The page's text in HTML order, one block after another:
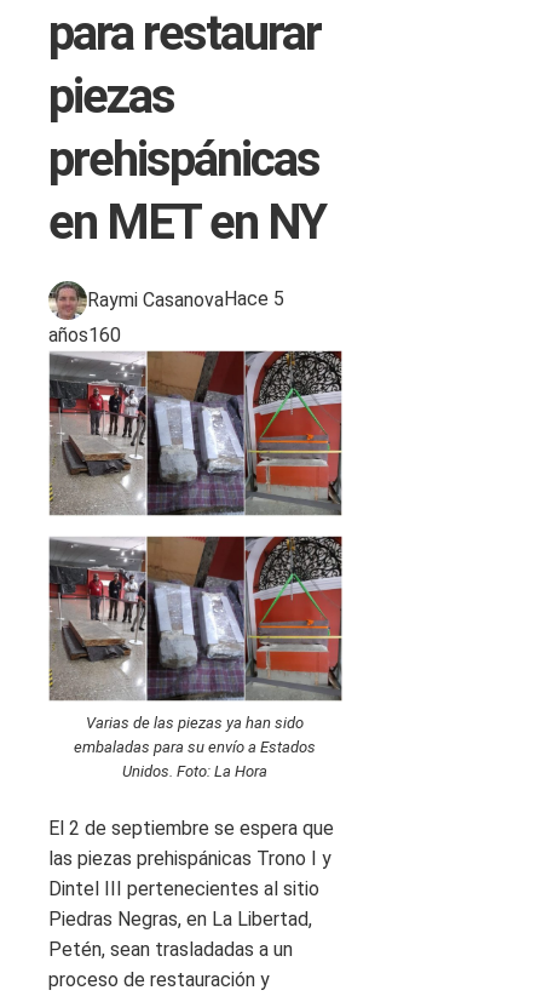
para restaurar
piezas
prehispánicas
en MET en NY
Raymi CasanovaHace 5
años160
Varias de las piezas ya han sido
embaladas para su envío a Estados
Unidos. Foto: La Hora
El 2 de septiembre se espera que
las piezas prehispánicas Trono I y
Dintel III pertenecientes al sitio
Piedras Negras, en La Libertad,
Petén, sean trasladadas a un
proceso de restauración y